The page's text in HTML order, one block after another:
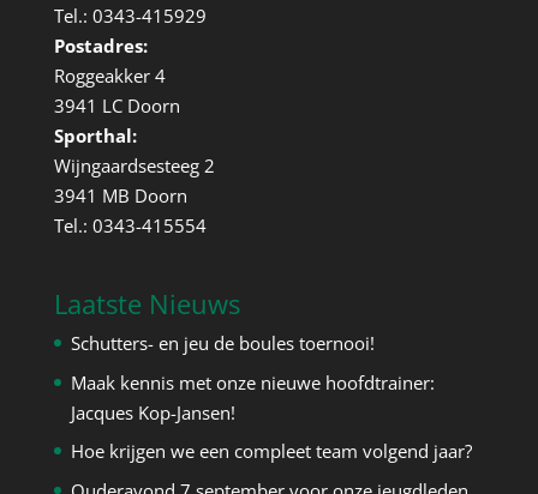
Tel.: 0343-415929
Postadres:
Roggeakker 4
3941 LC Doorn
Sporthal:
Wijngaardsesteeg 2
3941 MB Doorn
Tel.: 0343-415554
Laatste Nieuws
Schutters- en jeu de boules toernooi!
Maak kennis met onze nieuwe hoofdtrainer:
Jacques Kop-Jansen!
Hoe krijgen we een compleet team volgend jaar?